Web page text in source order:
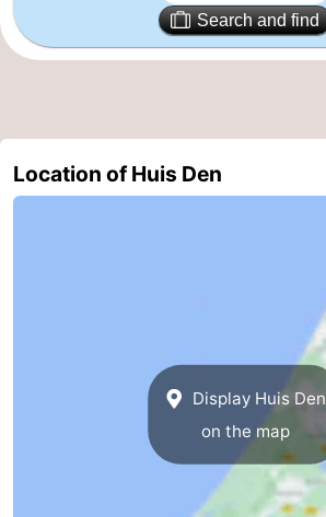
Beverages
Practical
Forum
Parking
Medical
Search and find
Location of Huis Den
Display Huis Den
on the map